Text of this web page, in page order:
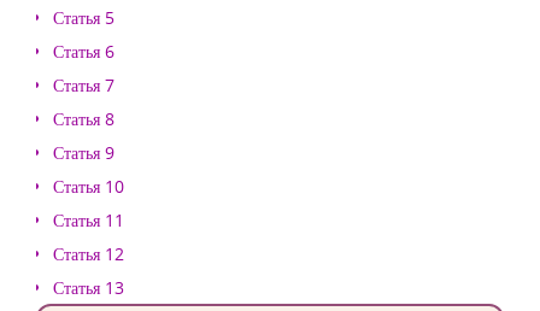
Статья 5
Статья 6
Статья 7
Статья 8
Статья 9
Статья 10
Статья 11
Статья 12
Статья 13